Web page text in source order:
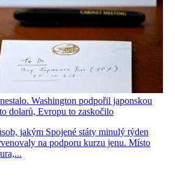
Washington podpořil japonskou
dolarů, Evropu to zaskočilo
jakým Spojené státy minulý týden
na podporu kurzu jenu. Místo